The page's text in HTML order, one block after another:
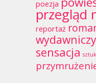
poezja
przegląd
reportaż
wydawniczy
sensacja